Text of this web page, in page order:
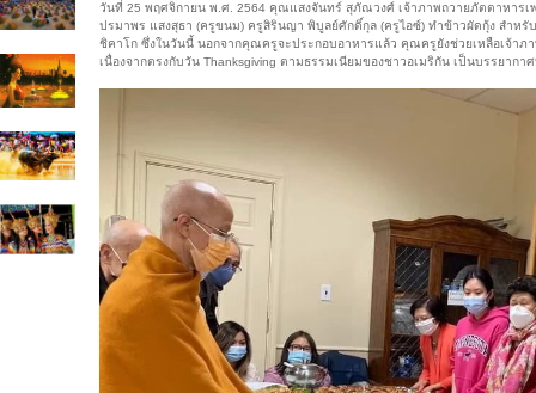
วันที่ 25 พฤศจิกายน พ.ศ. 2564 คุณแสงจันทร์ สุภัณวงศ์ เจ้าภาพถวายภัตตาหา
ปรมาพร แสงสุธา (ครูขนม) ครูสิรินญา พิบูลย์ศักดิ์กุล (ครูไอซ์) ทำข้าวผัดกุ้ง สำห
ชิคาโก ซึ่งในวันนี้ นอกจากคุณครูจะประกอบอาหารแล้ว คุณครูยังช่วยเหลือเจ้า
เนื่องจากตรงกับวัน Thanksgiving ตามธรรมเนียมของชาวอเมริกัน เป็นบรรยาก